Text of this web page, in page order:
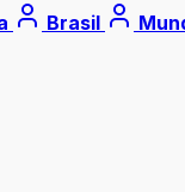
Brasil